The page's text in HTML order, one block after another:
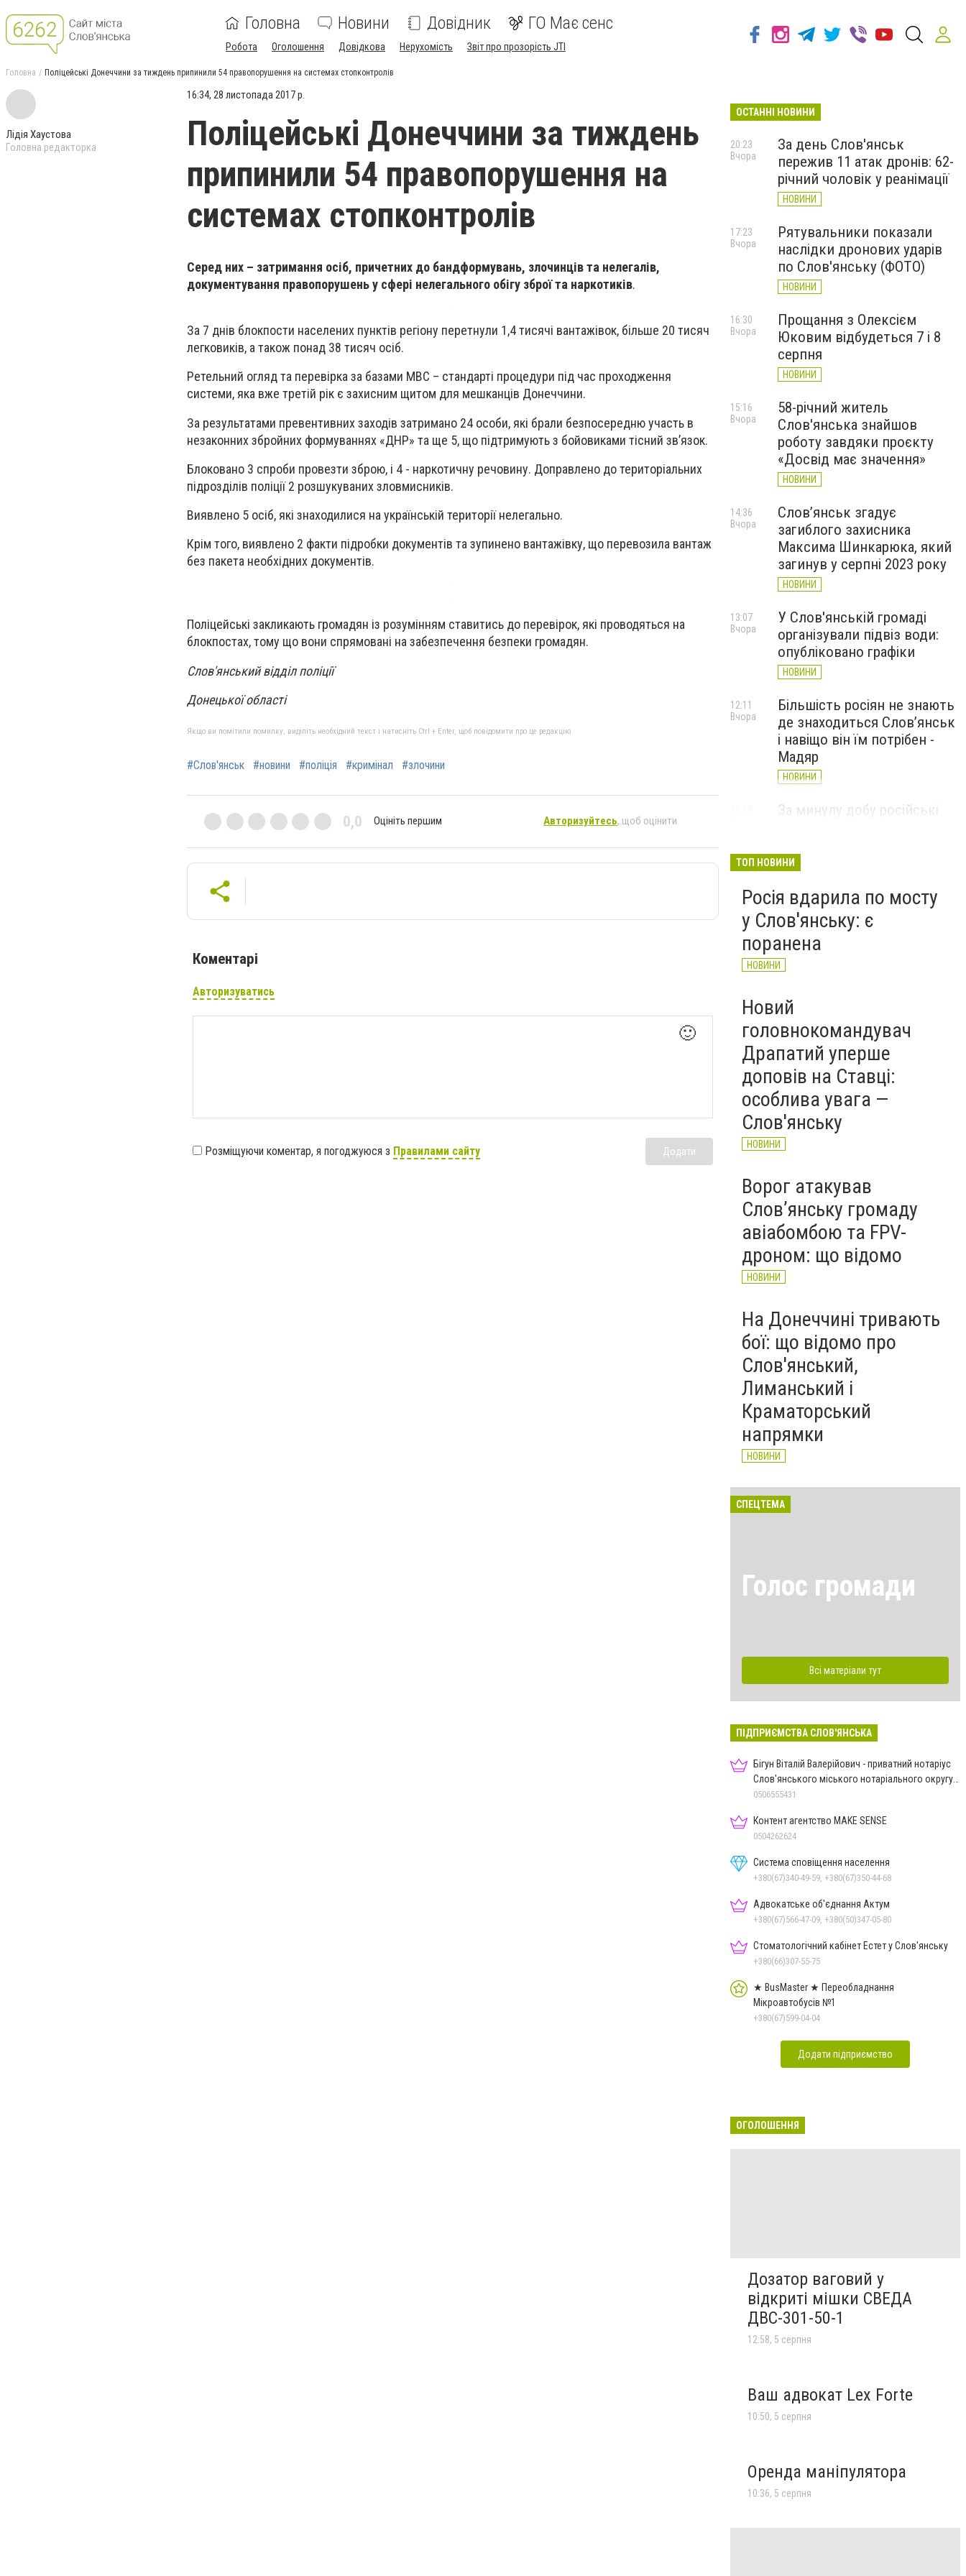
Головна Новини Довідник ГО Має сенс
Робота Оголошення Довідкова Нерухомість Звіт про прозорість JTI
Головна Поліцейські Донеччини за тиждень припинили 54 правопорушення на системах стопконтролів
Лідія Хаустова
Головна редакторка
16:34, 28 листопада 2017 р.
Поліцейські Донеччини за тиждень
припинили 54 правопорушення на
системах стопконтролів
Серед них – затримання осіб, причетних до бандформувань, злочинців та нелегалів,
документування правопорушень у сфері нелегального обігу зброї та наркотиків.
За 7 днів блокпости населених пунктів регіону перетнули 1,4 тисячі вантажівок, більше 20 тисяч
легковиків, а також понад 38 тисяч осіб.
Ретельний огляд та перевірка за базами МВС – стандарті процедури під час проходження
системи, яка вже третій рік є захисним щитом для мешканців Донеччини.
За результатами превентивних заходів затримано 24 особи, які брали безпосередню участь в
незаконних збройних формуваннях «ДНР» та ще 5, що підтримують з бойовиками тісний зв’язок.
Блоковано 3 спроби провезти зброю, і 4 - наркотичну речовину. Доправлено до територіальних
підрозділів поліції 2 розшукуваних зловмисників.
Виявлено 5 осіб, які знаходилися на українській території нелегально.
Крім того, виявлено 2 факти підробки документів та зупинено вантажівку, що перевозила вантаж
без пакета необхідних документів.
Поліцейські закликають громадян із розумінням ставитись до перевірок, які проводяться на
блокпостах, тому що вони спрямовані на забезпечення безпеки громадян.
Слов'янський відділ поліції
Донецької області
Якщо ви помітили помилку, виділіть необхідний текст і натисніть Ctrl + Enter, щоб повідомити про це редакцію
#Слов'янськ #новини #поліція #кримінал #злочини
0,0 Оцініть першим Авторизуйтесь, щоб оцінити
Коментарі
Авторизуватись
🙂
Розміщуючи коментар, я погоджуюся з Правилами сайту Додати
ОСТАННІ НОВИНИ
За день Слов'янськ
пережив 11 атак дронів: 62-
річний чоловік у реанімації
НОВИНИ
20:23
Вчора
Рятувальники показали
наслідки дронових ударів
по Слов'янську (ФОТО)
НОВИНИ
17:23
Вчора
Прощання з Олексієм
Юковим відбудеться 7 і 8
серпня
НОВИНИ
16:30
Вчора
58-річний житель
Слов'янська знайшов
роботу завдяки проєкту
«Досвід має значення»
НОВИНИ
15:16
Вчора
Слов’янськ згадує
загиблого захисника
Максима Шинкарюка, який
загинув у серпні 2023 року
НОВИНИ
14:36
Вчора
У Слов'янській громаді
організували підвіз води:
опубліковано графіки
НОВИНИ
13:07
Вчора
Більшість росіян не знають
де знаходиться Слов’янськ
і навіщо він їм потрібен -
Мадяр
НОВИНИ
12:11
Вчора
За минулу добу російські
великої війни: 6 серпня
ТОП НОВИНИ
Росія вдарила по мосту
у Слов'янську: є
поранена
НОВИНИ
Новий
головнокомандувач
Драпатий уперше
доповів на Ставці:
особлива увага —
Слов'янську
НОВИНИ
Ворог атакував
Слов’янську громаду
авіабомбою та FPV-
дроном: що відомо
НОВИНИ
На Донеччині тривають
бої: що відомо про
Слов'янський,
Лиманський і
Краматорський
напрямки
НОВИНИ
СПЕЦТЕМА
Голос громади
Всі матеріали тут
ПІДПРИЄМСТВА СЛОВ'ЯНСЬКА
Бігун Віталій Валерійович - приватний нотаріус
Слов'янського міського нотаріального округу
Дон.обл.
0506555431
Контент агентство MAKE SENSE
0504262624
Система сповіщення населення
+380(67)340-49-59, +380(67)350-44-68
Адвокатське об'єднання Актум
+380(67)566-47-09, +380(50)347-05-80
Стоматологічний кабінет Естет у Слов'янську
+380(66)307-55-75
★ BusMaster ★ Переобладнання
Мікроавтобусів №1
+380(67)599-04-04
Додати підприємство
ОГОЛОШЕННЯ
Дозатор ваговий у
відкриті мішки СВЕДА
ДВС-301-50-1
12:58, 5 серпня
Ваш адвокат Lex Forte
10:50, 5 серпня
Оренда маніпулятора
10:36, 5 серпня